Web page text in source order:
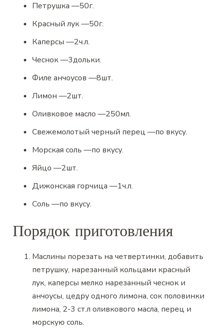
Петрушка —50г.
Красный лук—50г.
Каперсы —2ч.л.
Чеснок—3дольки.
Филе анчоусов —8шт.
Лимон —2шт.
Оливковое масло —250мл.
Свежемолотый черный перец —по вкусу.
Морская соль —по вкусу.
Яйцо —2шт.
Дижонская горчица —1ч.л.
Соль —по вкусу.
Порядок приготовления
Маслины порезать на четвертинки, добавить
петрушку, нарезанный кольцами красный
лук, каперсы мелко нарезанный чеснок и
анчоусы, цедру одного лимона, сок половинки
лимона, 2-3 ст.л оливкового масла, перец и
морскую соль.